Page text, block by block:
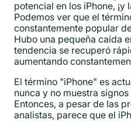
potencial en los iPhone,
Podemos ver que el
constantemente popular
Hubo una pequeña caída
tendencia se recuperó
aumentando
El término "iPhone" es
nunca y no muestra
Entonces, a pesar de las
analistas, parece que el